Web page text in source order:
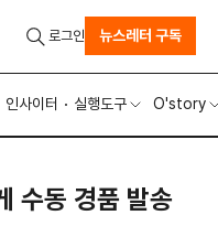
인사이터 실행도구 O'story
로그인 뉴스레터 구독
수동 경품 발송